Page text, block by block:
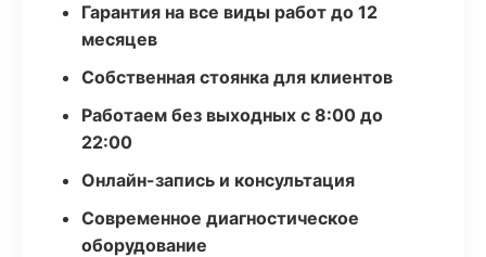
Гарантия на все виды работ до 12
месяцев
Собственная стоянка для клиентов
Работаем без выходных с 8:00 до
22:00
Онлайн-запись и консультация
Современное диагностическое
оборудование